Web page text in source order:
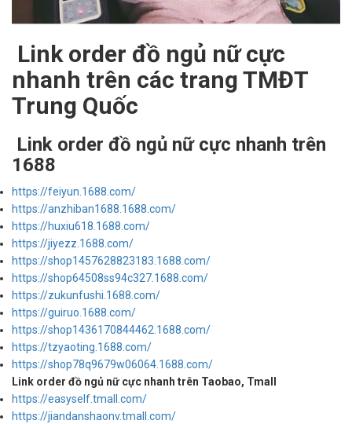
Link order đồ ngủ nữ cực
nhanh trên các trang TMĐT
Trung Quốc
Link order đồ ngủ nữ cực nhanh trên
1688
https://feiyun.1688.com/
https://anzhiban1688.1688.com/
https://huxiu618.1688.com/
https://jiyezz.1688.com/
https://shop1457628823183.1688.com/
https://shop64508ss94c327.1688.com/
https://zukunfushi.1688.com/
https://guiruo.1688.com/
https://shop1436170844462.1688.com/
https://tzyaoting.1688.com/
https://shop78q9679w06064.1688.com/
Link order đồ ngủ nữ cực nhanh trên Taobao, Tmall
https://easyself.tmall.com/
https://jiandanshaonv.tmall.com/